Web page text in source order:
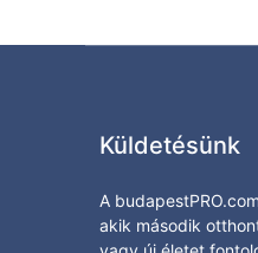
Küldetésünk
A
akik második